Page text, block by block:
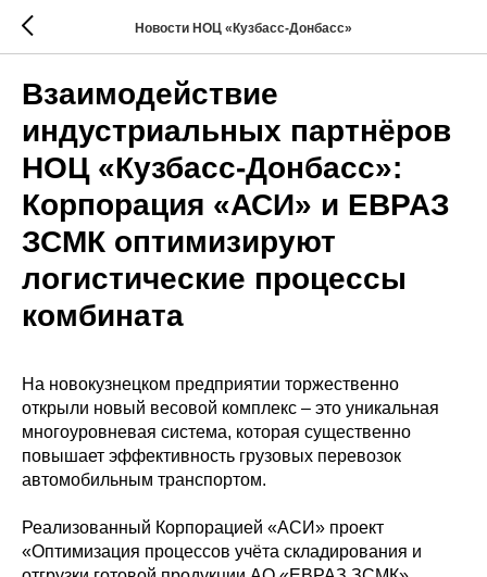
Новости НОЦ «Кузбасс-Донбасс»
Взаимодействие
индустриальных партнёров
НОЦ «Кузбасс-Донбасс»:
Корпорация «АСИ» и ЕВРАЗ
ЗСМК оптимизируют
логистические процессы
комбината
На новокузнецком предприятии торжественно
открыли новый весовой комплекс – это уникальная
многоуровневая система, которая существенно
повышает эффективность грузовых перевозок
автомобильным транспортом.
Реализованный Корпорацией «АСИ» проект
«Оптимизация процессов учёта складирования и